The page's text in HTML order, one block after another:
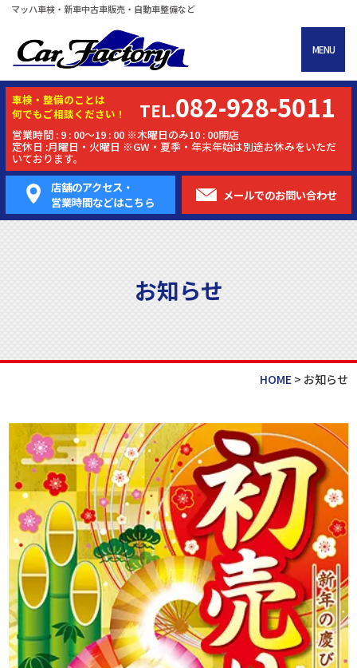
マッハ車検・新車中古車販売・自動車整備など
MENU
車検・ 整備のことは
何でもご相談ください！
TEL.082-928-5011
営業時間 : 9 : 00～19 : 00 ※木曜日のみ10 : 00開店
定休日 :月曜日・火曜日 ※GW・夏季・年末年始は別途お休みをいただ
いております。
店舗のアクセス・
営業時間などはこちら
メールでのお問い合わせ
お知らせ
HOME> お知らせ